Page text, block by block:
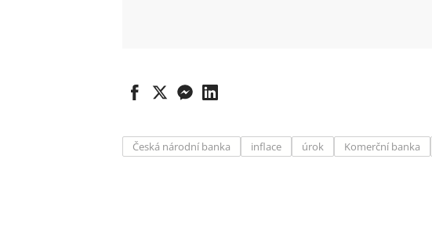
Česká národní banka inflace úrok Komerční banka